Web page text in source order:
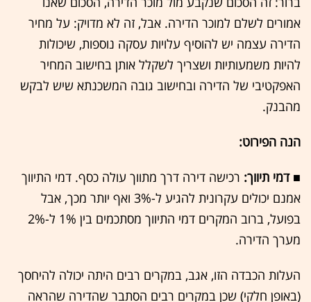
אמורים לשלם למוכר הדירה. אבל, זה לא מדויק: על מחיר
הדירה עצמה יש להוסיף עלויות עסקה נוספות, שיכולות
להיות משמעותיות ושצריך לשקלל אותן בחישוב המחיר
האפקטיבי של הדירה ובחישוב גובה המשכנתא שיש לבקש
מהבנק.
הנה הפירוט:
■ דמי תיווך: רכישה דירה דרך מתווך עולה כסף. דמי התיווך
אמנם יכולים עקרונית להגיע ל-3% ואף יותר מכך, אבל
בפועל, ברוב המקרים דמי התיווך מסתכמים בין 1% ל-2%
מערך הדירה.
העלות הכבדה הזו, אגב, במקרים רבים היתה יכולה להיחסך
(באופן חלקי) שכן במקרים רבים הסתבר שהדירה שהראה